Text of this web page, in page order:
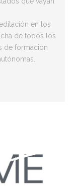
en los
de todos los
de formación